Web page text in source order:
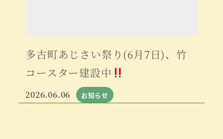
多古町あじさい祭り(6月7日)、竹
コースター建設中
2026.06.06 お知らせ